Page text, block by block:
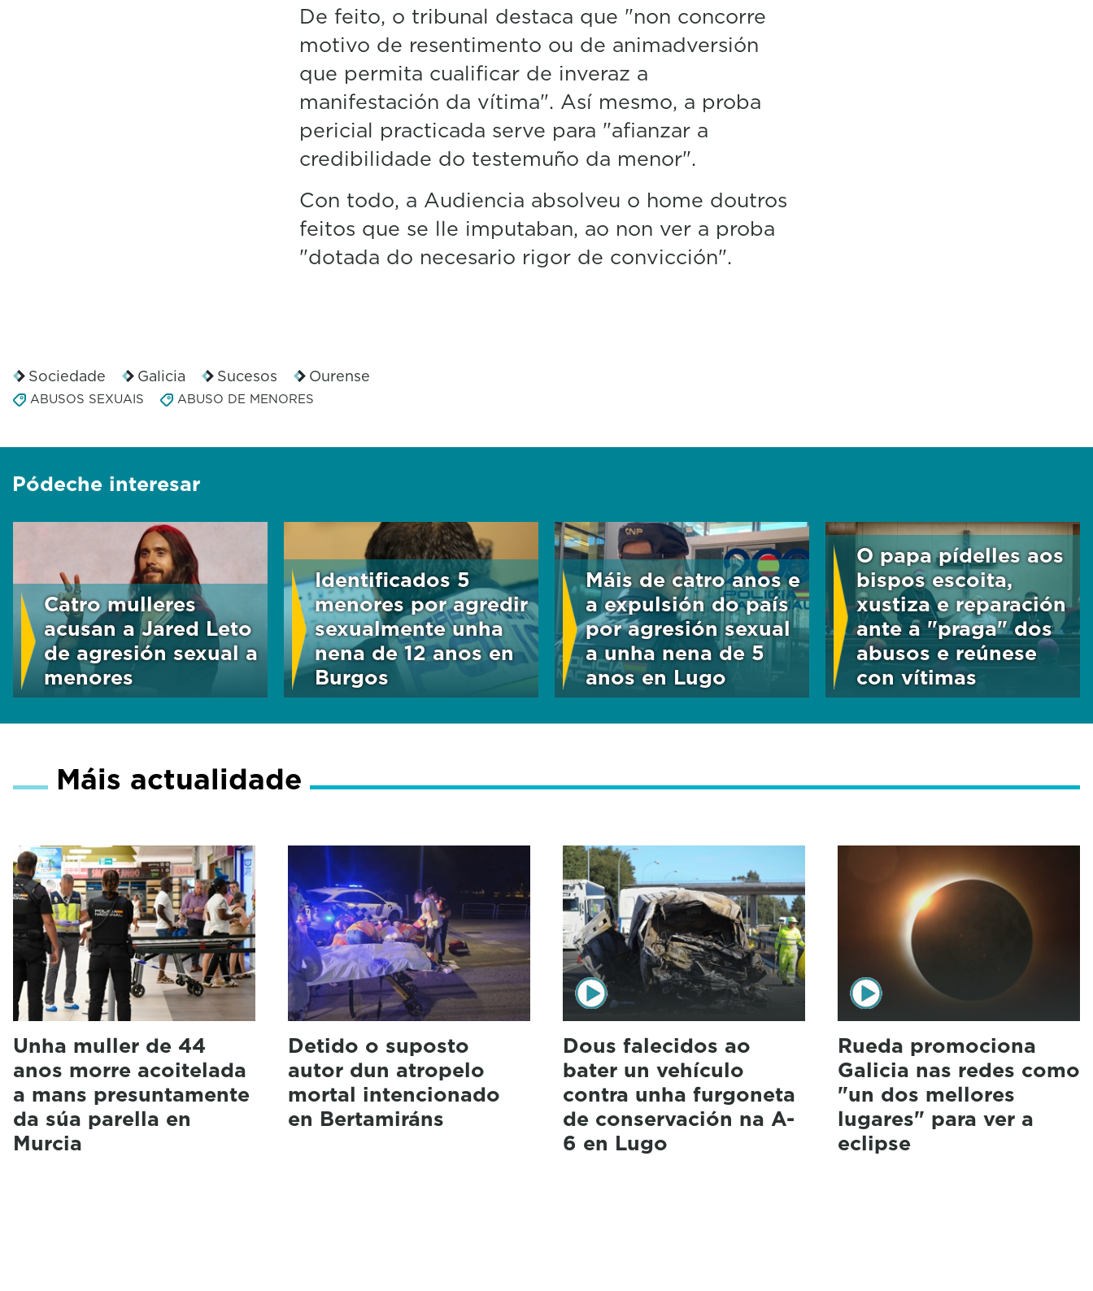
De feito, o tribunal destaca que "non concorre
motivo de resentimento ou de animadversión
que permita cualificar de inveraz a
manifestación da vítima". Así mesmo, a proba
pericial practicada serve para "afianzar a
credibilidade do testemuño da menor".
Con todo, a Audiencia absolveu o home doutros
feitos que se lle imputaban, ao non ver a proba
"dotada do necesario rigor de convicción".
Sociedade Galicia Sucesos Ourense
ABUSOS SEXUAIS ABUSO DE MENORES
Pódeche interesar
Catro mulleres
acusan a Jared Leto
de agresión sexual a
menores
Identificados 5
menores por agredir
sexualmente unha
nena de 12 anos en
Burgos
Máis de catro anos e
a expulsión do país
por agresión sexual
a unha nena de 5
anos en Lugo
O papa pídelles aos
bispos escoita,
xustiza e reparación
ante a "praga" dos
abusos e reúnese
con vítimas
Máis actualidade
Unha muller de 44
anos morre acoitelada
a mans presuntamente
da súa parella en
Murcia
Detido o suposto
autor dun atropelo
mortal intencionado
en Bertamiráns
Dous falecidos ao
bater un vehículo
contra unha furgoneta
de conservación na A-
6 en Lugo
Rueda promociona
Galicia nas redes como
"un dos mellores
lugares" para ver a
eclipse